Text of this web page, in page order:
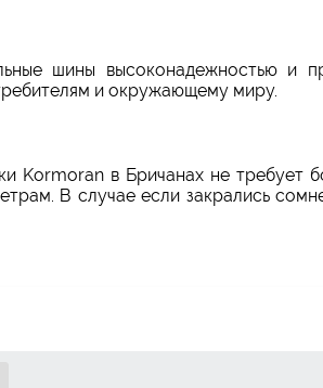
шины высоконадежностью и
и окружающему миру.
Kormoran в Бричанах не требует
В случае если закрались